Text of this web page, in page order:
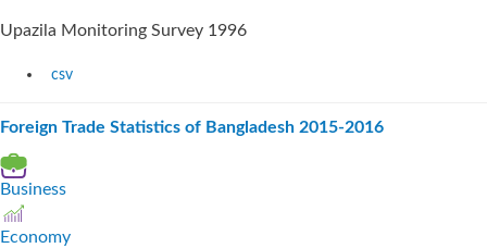
Upazila Monitoring Survey 1996
csv
Foreign Trade Statistics of Bangladesh 2015-2016
Business
Economy